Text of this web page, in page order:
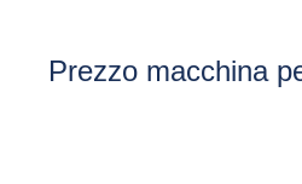
Prezzo macchina